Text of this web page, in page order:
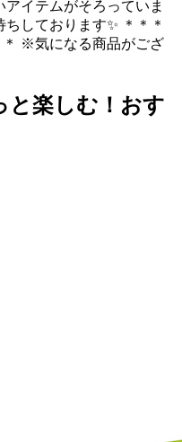
イテムがそろっていま
しております✨ ＊＊＊
＊ ※気になる商品がござ
と楽しむ！おす